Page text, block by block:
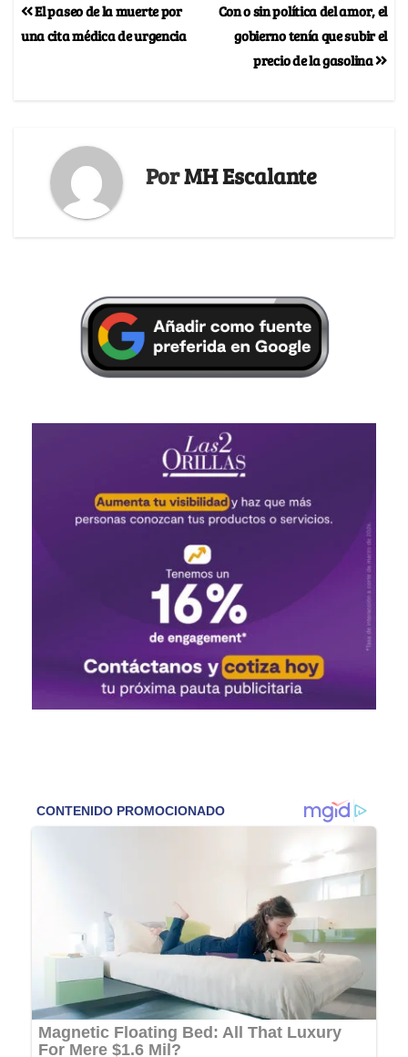
Con o sin política del amor, el
gobierno tenía que subir el
precio de la gasolina
El paseo de la muerte por
una cita médica de urgencia
PorMH Escalante